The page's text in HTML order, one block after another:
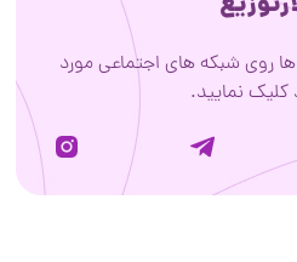
روی شبکه های اجتماعی مورد
کلیک نمایید.